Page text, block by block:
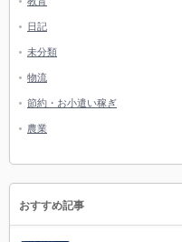
日記
未分類
物流
節約・お小遣い稼ぎ
農業
おすすめ記事